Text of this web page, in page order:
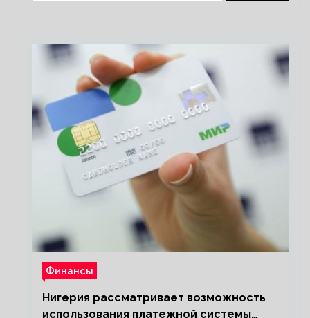
Финансы
Нигерия рассматривает возможность
использования платежной системы